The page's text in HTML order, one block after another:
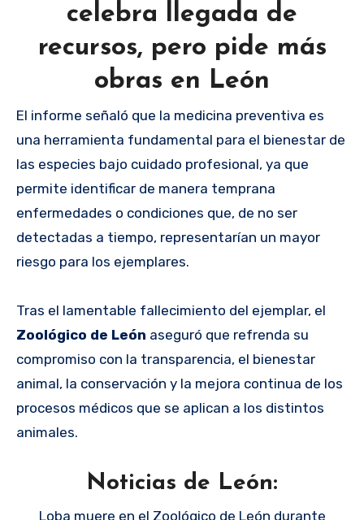
celebra llegada de
recursos, pero pide más
obras en León
El informe señaló que la medicina preventiva es
una herramienta fundamental para el bienestar de
las especies bajo cuidado profesional, ya que
permite identificar de manera temprana
enfermedades o condiciones que, de no ser
detectadas a tiempo, representarían un mayor
riesgo para los ejemplares.
Tras el lamentable fallecimiento del ejemplar, el
Zoológico de León aseguró que refrenda su
compromiso con la transparencia, el bienestar
animal, la conservación y la mejora continua de los
procesos médicos que se aplican a los distintos
animales.
Noticias de León:
Loba muere en el Zoológico de León durante